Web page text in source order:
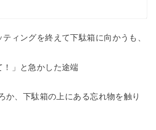
ィングを終えて下駄箱に向かうも、
！」と急かした途端
か、下駄箱の上にある忘れ物を触り